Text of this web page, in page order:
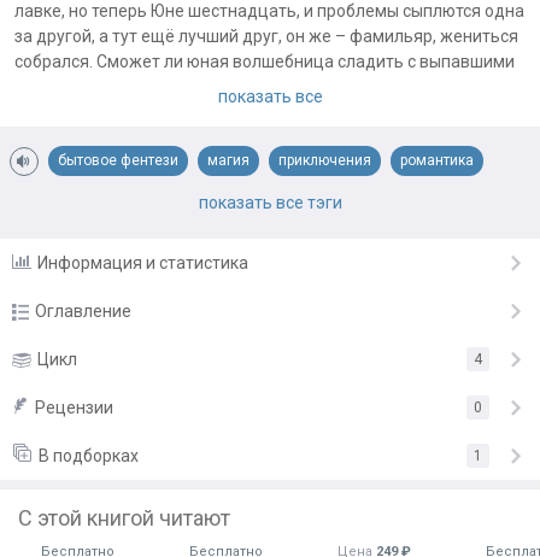
лавке, но теперь Юне шестнадцать, и проблемы сыплются одна
за другой, а тут ещё лучший друг, он же – фамильяр, жениться
собрался. Сможет ли юная волшебница сладить с выпавшими
Важно! Рейтинг 12+ Причины: наличие чувственно-
показать все
бытовое фентези магия приключения романтика
фэнтези
показать все тэги
Информация и статистика
Оглавление
Пролог 14.09.20
Глава 1 16.09.20
Глава 2 18.09.20
Глава 4
Цикл 4
Рецензии 0
В подборках 1
С этой книгой читают
Бесплатно Бесплатно Цена 249 ₽